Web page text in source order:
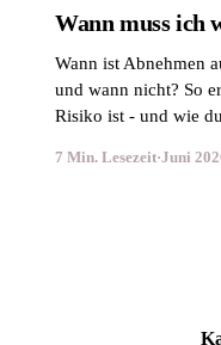
Wann muss ich
Wann ist Abnehmen
und wann nicht? So
Risiko ist - und wie
7 Min. Lesezeit·Juni